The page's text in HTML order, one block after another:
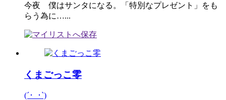
今夜 僕はサンタになる。「特別なプレゼント」をも
らう為に…...
くまごっこ零
(´･_･`)